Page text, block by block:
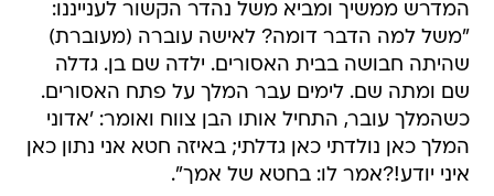
המדרש ממשיך ומביא משל נהדר הקשור לענייננו:
"משל למה הדבר דומה? לאישה עוברה (מעוברת)
שהיתה חבושה בבית האסורים. ילדה שם בן. גדלה
שם ומתה שם. לימים עבר המלך על פתח האסורים.
כשהמלך עובר, התחיל אותו הבן צווח ואומר: 'אדוני
המלך כאן נולדתי כאן גדלתי; באיזה חטא אני נתון כאן
איני יודע!?אמר לו: בחטא של אמך".